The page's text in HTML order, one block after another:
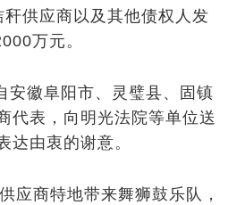
供应商以及其他债权人发
万元。
安徽阜阳市、灵璧县、固镇
代表，向明光法院等单位送
达由衷的谢意。
应商特地带来舞狮鼓乐队，